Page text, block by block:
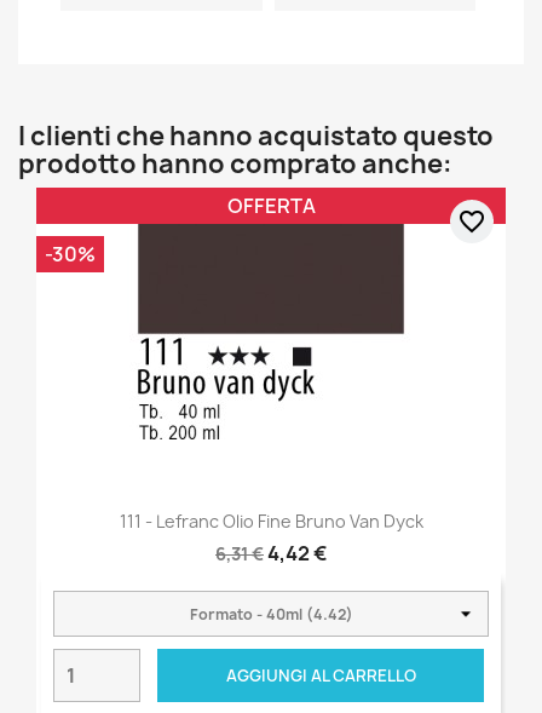
I clienti che hanno acquistato questo
prodotto hanno comprato anche:
111 - Lefranc Olio Fine Bruno Van Dyck
6,31 €4,42 €
AGGIUNGI AL CARRELLO
OFFERTA
-30%
favorite_border